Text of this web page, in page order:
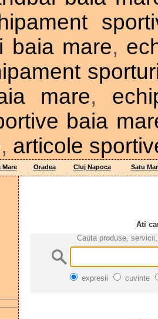
baia mare,
mare,
baia
, articole
Mare Oradea Cluj Napoca Satu
Ati
Cauta produse,
expresii cuvinte